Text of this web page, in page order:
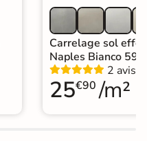
Carrelage sol
Naples Bianco
2 avis
25€90 /m²